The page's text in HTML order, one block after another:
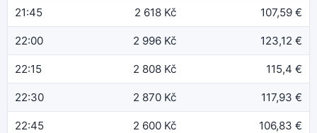
21:45 2 618 Kč 107,59 €
22:00 2 996 Kč 123,12 €
22:15 2 808 Kč 115,4 €
22:30 2 870 Kč 117,93 €
22:45 2 600 Kč 106,83 €